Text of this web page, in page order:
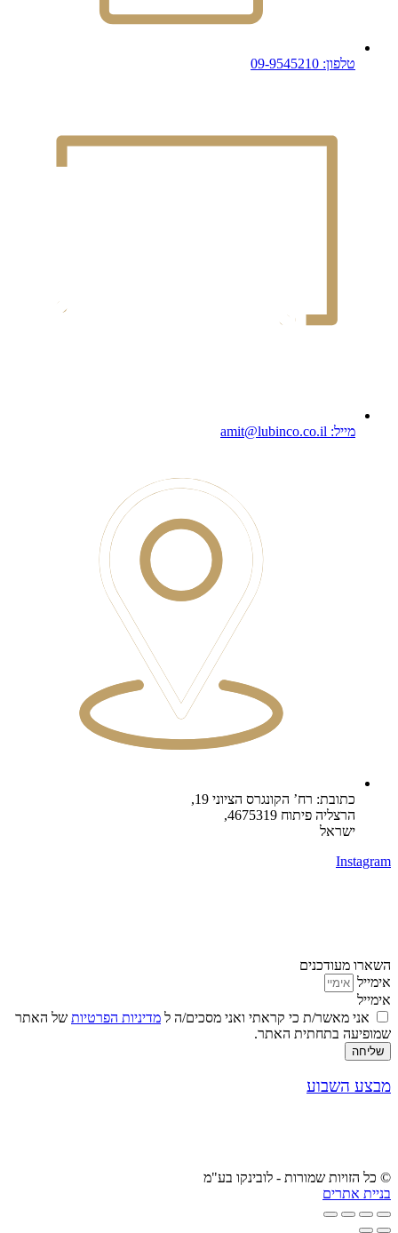
טלפון: 09-9545210
מייל: amit@lubinco.co.il
כתובת: רח’ הקונגרס הציוני 19,
הרצליה פיתוח 4675319,
ישראל
Instagram
השארו מעודכנים
אימייל
אימייל
אני מאשר/ת כי קראתי ואני מסכים/ה ל מדיניות הפרטיות של האתר
שמופיעה בתחתית האתר.
שליחה
מבצע השבוע
© כל הזויות שמורות - לובינקו בע"מ
בניית אתרים